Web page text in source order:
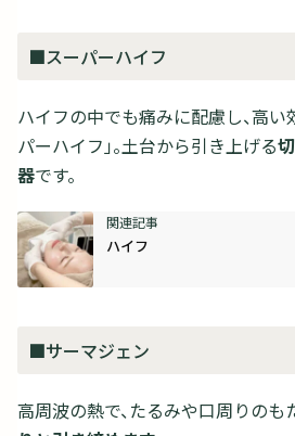
■スーパーハイフ
ハイフの中でも痛みに配慮し、高い
パーハイフ」。土台から引き上げる
器です。
ハイフ
■サーマジェン
高周波の熱で、たるみや口周りのも